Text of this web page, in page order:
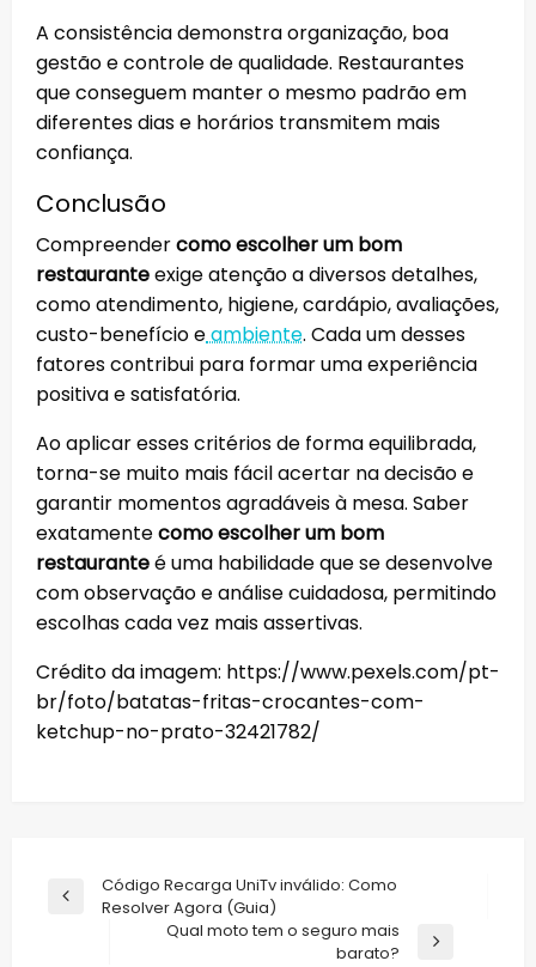
A consistência demonstra organização, boa
gestão e controle de qualidade. Restaurantes
que conseguem manter o mesmo padrão em
diferentes dias e horários transmitem mais
confiança.
Conclusão
Compreendercomo escolher um bom
restauranteexige atenção a diversos detalhes,
como atendimento, higiene, cardápio, avaliações,
custo-benefício eambiente. Cada um desses
fatores contribui para formar uma experiência
positiva e satisfatória.
Ao aplicar esses critérios de forma equilibrada,
torna-se muito mais fácil acertar na decisão e
garantir momentos agradáveis à mesa. Saber
exatamentecomo escolher um bom
restauranteé uma habilidade que se desenvolve
com observação e análise cuidadosa, permitindo
escolhas cada vez mais assertivas.
Crédito da imagem: https://www.pexels.com/pt-
br/foto/batatas-fritas-crocantes-com-
ketchup-no-prato-32421782/
Navegação
Previous
Código Recarga UniTv inválido: Como
Resolver Agora (Guia)
Qual moto tem o seguro mais
barato?